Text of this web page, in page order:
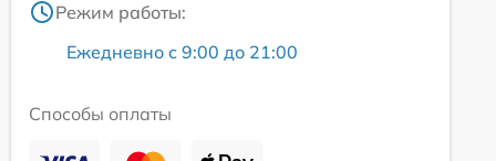
Режим работы:
Ежедневно с 9:00 до 21:00
Способы оплаты